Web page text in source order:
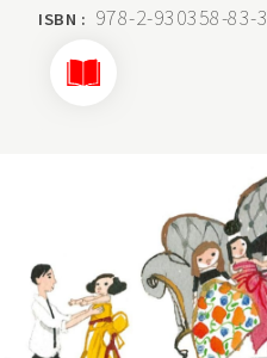
ISBN : 978-2-930358-83-3